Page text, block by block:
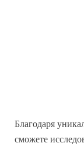
Благодаря
сможете